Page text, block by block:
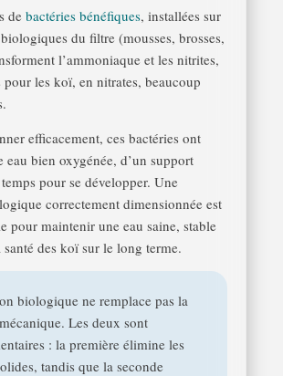
debactéries bénéfiques, installées sur
du filtre (mousses, brosses,
l’ammoniaque et les nitrites,
pour les koï, en nitrates, beaucoup
efficacement, ces bactéries ont
eau bien oxygénée, d’un support
pour se développer. Une
correctement dimensionnée est
pour maintenir une eau saine, stable
des koï sur le long terme.
biologique ne remplace pas la
Les deux sont
: la première élimine les
tandis que la seconde